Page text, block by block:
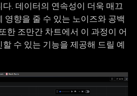
. 데이터의 연속성이 더욱 매끄
영향을 줄 수 있는 노이즈와 공백
한 조만간 차트에서 이 과정이 어
수 있는 기능을 제공해 드릴 예